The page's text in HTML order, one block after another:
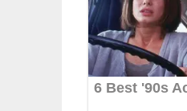
5/5(1 Bewertung)